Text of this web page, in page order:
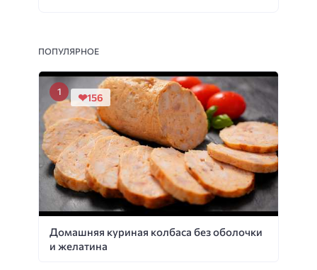
ПОПУЛЯРНОЕ
Домашняя куриная колбаса без оболочки
и желатина
156